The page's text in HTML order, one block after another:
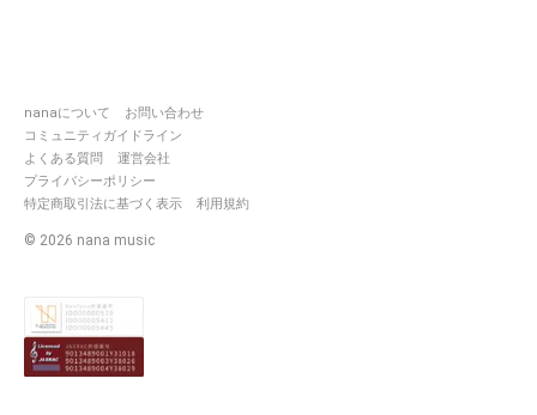
nanaについて
お問い合わせ
コミュニティガイドライン
よくある質問
運営会社
プライバシーポリシー
特定商取引法に基づく表示
利用規約
© 2026 nana music